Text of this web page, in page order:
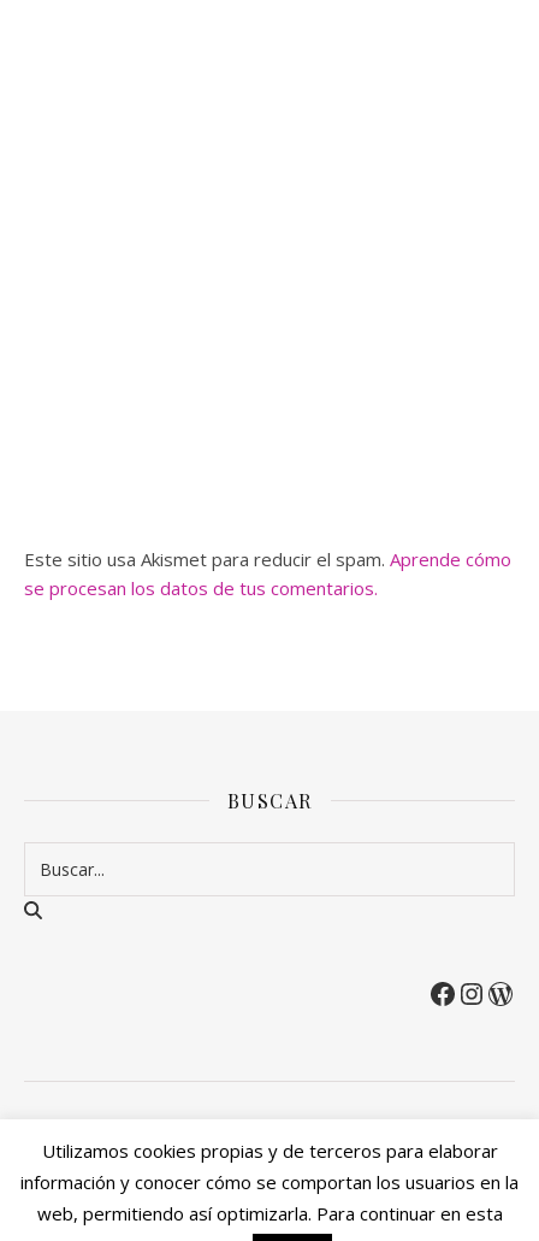
Este sitio usa Akismet para reducir el spam. Aprende cómo
se procesan los datos de tus comentarios.
BUSCAR
Política de privacidad Política de devoluciones y reembolsos
Mi cuenta
Utilizamos cookies propias y de terceros para elaborar
información y conocer cómo se comportan los usuarios en la
web, permitiendo así optimizarla. Para continuar en esta